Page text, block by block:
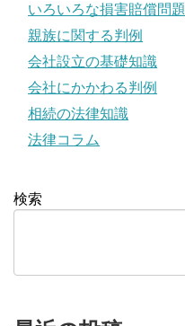
いろいろな損害賠償問題
親族に関する判例
会社設立の基礎知識
会社にかかわる判例
相続の法律知識
法律コラム
検索